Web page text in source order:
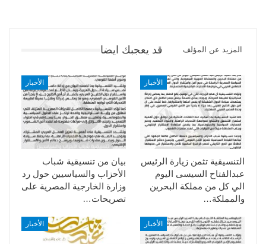
قد يعجبك ايضا المزيد عن المؤلف
الأخبار
بيان من تنسيقية شباب
الأحزاب والسياسيين حول رد
وزارة الخارجية المصرية على
تصريحات…
الأخبار
التنسيقية تثمن زيارة الرئيس
عبدالفتاح السيسى اليوم
الي كل من مملكة البحرين
والمملكة…
الأخبار الأخبار